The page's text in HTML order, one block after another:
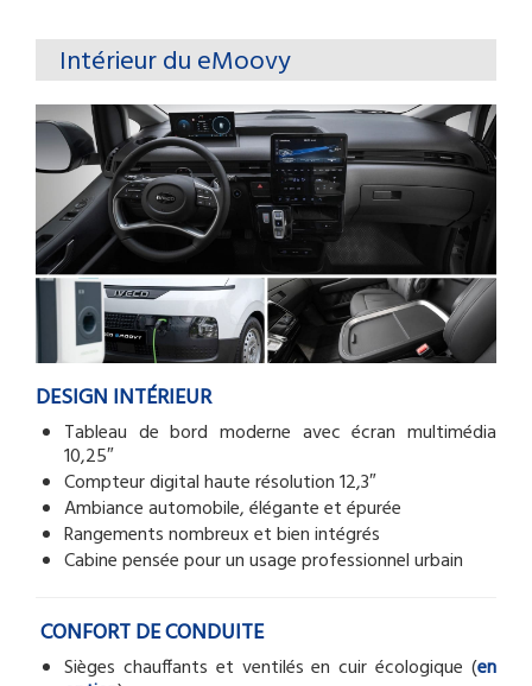
Intérieur du eMoovy
Body
DESIGN INTÉRIEUR
Tableau de bord moderne avec écran multimédia
10,25″
Compteur digital haute résolution 12,3″
Ambiance automobile, élégante et épurée
Rangements nombreux et bien intégrés
Cabine pensée pour un usage professionnel urbain
CONFORT DE CONDUITE
Sièges chauffants et ventilés en cuir écologique (en